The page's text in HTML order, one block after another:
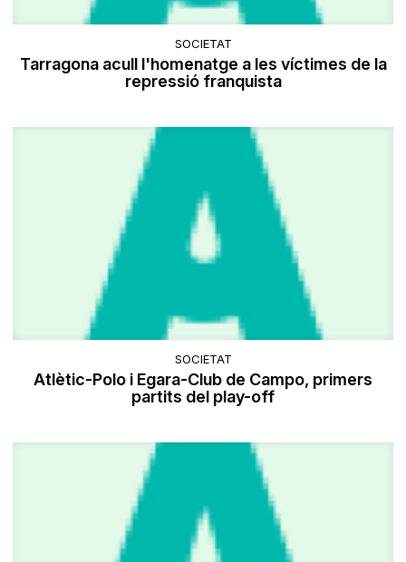
SOCIETAT
Tarragona acull l'homenatge a les víctimes de la
repressió franquista
SOCIETAT
Atlètic-Polo i Egara-Club de Campo, primers
partits del play-off